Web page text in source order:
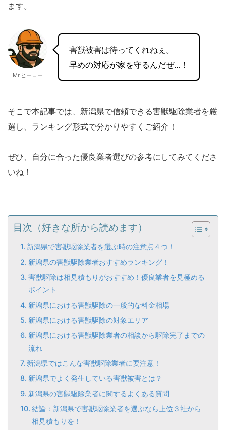
ます。
Mr.ヒーロー
害獣被害は待ってくれねぇ。
早めの対応が家を守るんだぜ…！
そこで本記事では、新潟県で信頼できる害獣駆除業者を厳
選し、ランキング形式で分かりやすくご紹介！
ぜひ、自分に合った優良業者選びの参考にしてみてくださ
いね！
目次（好きな所から読めます）
新潟県で害獣駆除業者を選ぶ時の注意点４つ！
新潟県の害獣駆除業者おすすめランキング！
害獣駆除は相見積もりがおすすめ！優良業者を見極める
ポイント
新潟県における害獣駆除の一般的な料金相場
新潟県における害獣駆除の対象エリア
新潟県における害獣駆除業者の相談から駆除完了までの
流れ
新潟県ではこんな害獣駆除業者に要注意！
新潟県でよく発生している害獣被害とは？
新潟県の害獣駆除業者に関するよくある質問
結論：新潟県で害獣駆除業者を選ぶなら上位３社から
相見積もりを！